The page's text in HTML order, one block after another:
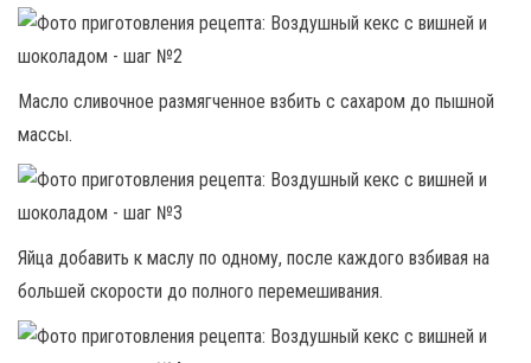
Масло сливочное размягченное взбить с сахаром до пышной
массы.
Яйца добавить к маслу по одному, после каждого взбивая на
большей скорости до полного перемешивания.